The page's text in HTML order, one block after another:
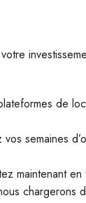
de
semaines
maintenant
chargerons